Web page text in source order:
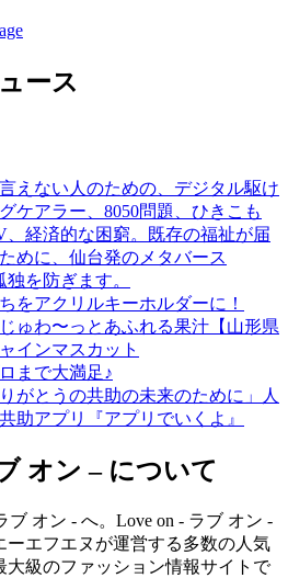
ース
言えない人のための、デジタル駆け
ケアラー、8050問題、ひきこも
、経済的な困窮。既存の福祉が届
めに、仙台発のメタバース
を防ぎます。
をアクリルキーホルダーに！
ゅわ〜っとあふれる果汁【山形県
インマスカット
まで大満足♪
がとうの共助の未来のために」人
助アプリ『アプリでいくよ』
オン – について
ブ オン - へ。Love on - ラブ オン -
エフエヌが運営する多数の人気
大級のファッション情報サイトで